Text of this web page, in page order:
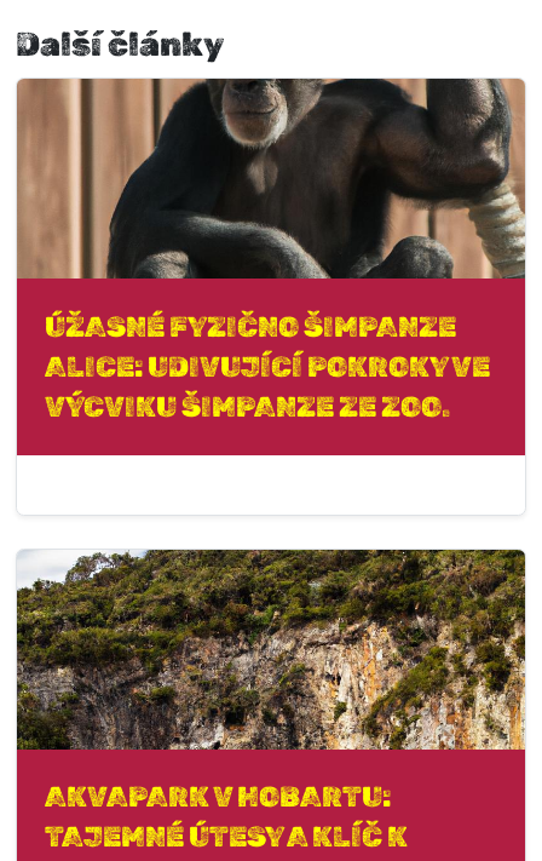
Další články
ÚŽASNÉ FYZIČNO ŠIMPANZE
ALICE: UDIVUJÍCÍ POKROKY VE
VÝCVIKU ŠIMPANZE ZE ZOO.
AKVAPARK V HOBARTU:
TAJEMNÉ ÚTESY A KLÍČ K